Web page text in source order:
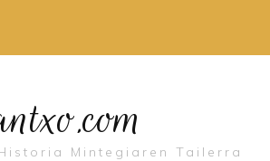
Mintegiaren Tailerra